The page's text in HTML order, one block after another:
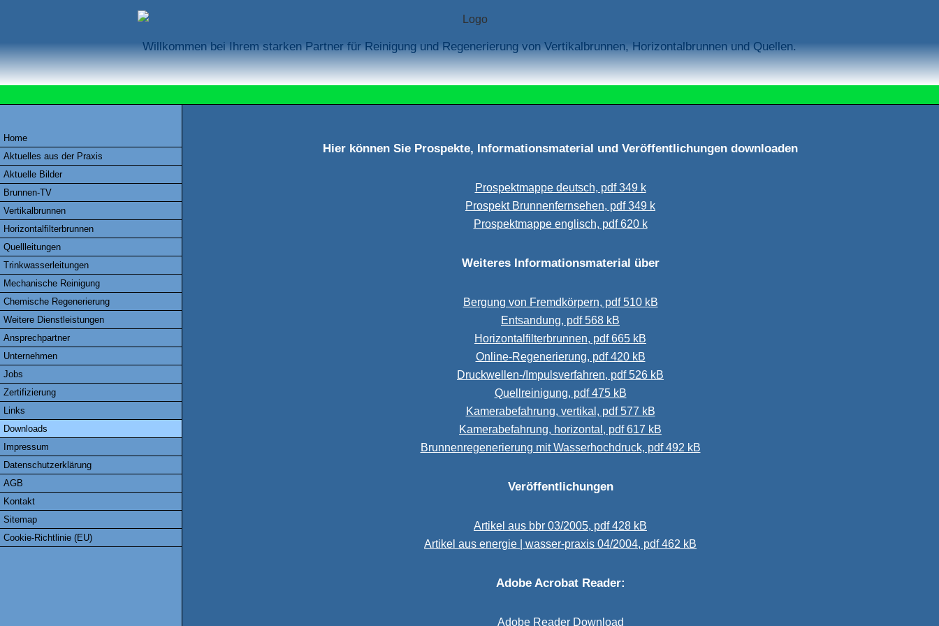
Willkommen bei Ihrem starken Partner für Reinigung und Regenerierung von Vertikalbrunnen, Horizontalbrunnen und Quellen.
Home
Aktuelles aus der Praxis
Aktuelle Bilder
Brunnen-TV
Vertikalbrunnen
Horizontalfilterbrunnen
Quellleitungen
Trinkwasserleitungen
Mechanische Reinigung
Chemische Regenerierung
Weitere Dienstleistungen
Ansprechpartner
Unternehmen
Jobs
Zertifizierung
Links
Downloads
Impressum
Datenschutzerklärung
AGB
Kontakt
Sitemap
Cookie-Richtlinie (EU)
Hier können Sie Prospekte, Informationsmaterial und Veröffentlichungen downloaden
Prospektmappe deutsch, pdf 349 k
Prospekt Brunnenfernsehen, pdf 349 k
Prospektmappe englisch, pdf 620 k
Weiteres Informationsmaterial über
Bergung von Fremdkörpern, pdf 510 kB
Entsandung, pdf 568 kB
Horizontalfilterbrunnen, pdf 665 kB
Online-Regenerierung, pdf 420 kB
Druckwellen-/Impulsverfahren, pdf 526 kB
Quellreinigung, pdf 475 kB
Kamerabefahrung, vertikal, pdf 577 kB
Kamerabefahrung, horizontal, pdf 617 kB
Brunnenregenerierung mit Wasserhochdruck, pdf 492 kB
Veröffentlichungen
Artikel aus bbr 03/2005, pdf 428 kB
Artikel aus energie | wasser-praxis 04/2004, pdf 462 kB
Adobe Acrobat Reader:
Adobe Reader Download